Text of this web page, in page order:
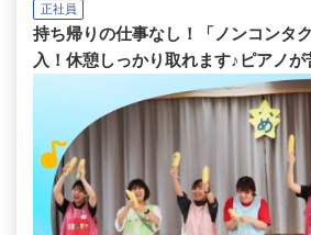
正社員
持ち帰りの仕事なし！「ノンコンタ
入！休憩しっかり取れます♪ピアノが